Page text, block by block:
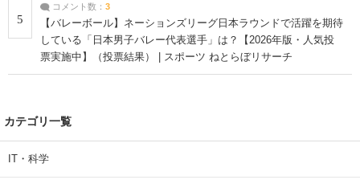
5
コメント数： 3
【バレーボール】ネーションズリーグ日本ラウンドで活躍を期待
している「日本男子バレー代表選手」は？【2026年版・人気投
票実施中】（投票結果） | スポーツ ねとらぼリサーチ
カテゴリ一覧
IT・科学